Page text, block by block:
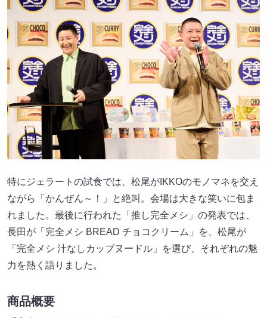
特にジェラートの試食では、松尾がIKKOのモノマネを交え
ながら「かんぜん～！」と絶叫。会場は大きな笑いに包ま
れました。最後に行われた「推し完全メシ」の発表では、
長田が「完全メシ BREAD チョコクリーム」を、松尾が
「完全メシ 汁なしカップヌードル」を選び、それぞれの魅
力を熱く語りました。
商品概要